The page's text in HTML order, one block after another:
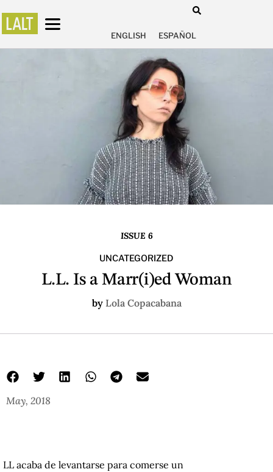
ENGLISH ESPAÑOL
ISSUE 6
UNCATEGORIZED
L.L. Is a Marr(i)ed Woman
by Lola Copacabana
May, 2018
LL acaba de levantarse para comerse un